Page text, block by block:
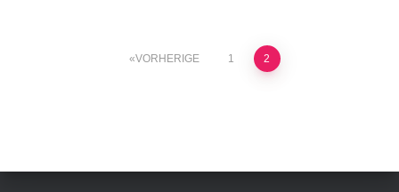
Seitennummerierung
VORHERIGE 1 2